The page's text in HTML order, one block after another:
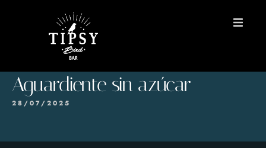
MENÚS
Aguardiente sin azúcar
28/07/2025